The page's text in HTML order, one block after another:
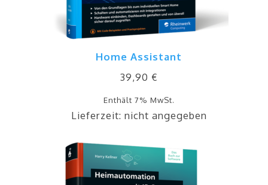
Home Assistant
39,90 €
Enthält 7% MwSt.
Lieferzeit: nicht angegeben